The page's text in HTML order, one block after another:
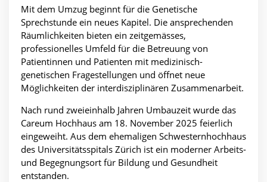
Mit dem Umzug beginnt für die Genetische
Sprechstunde ein neues Kapitel. Die ansprechenden
Räumlichkeiten bieten ein zeitgemässes,
professionelles Umfeld für die Betreuung von
Patientinnen und Patienten mit medizinisch-
genetischen Fragestellungen und öffnet neue
Möglichkeiten der interdisziplinären Zusammenarbeit.
Nach rund zweieinhalb Jahren Umbauzeit wurde das
Careum Hochhaus am 18. November 2025 feierlich
eingeweiht. Aus dem ehemaligen Schwesternhochhaus
des Universitätsspitals Zürich ist ein moderner Arbeits-
und Begegnungsort für Bildung und Gesundheit
entstanden.